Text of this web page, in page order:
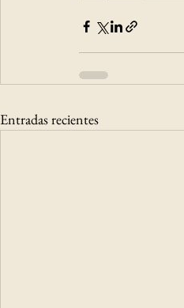
Entradas recientes